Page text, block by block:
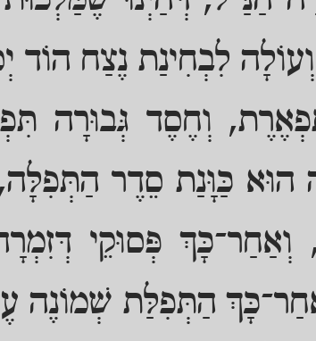
לִבְחִינַת נֶצַח הוֹד
וְחֶסֶד גְּבוּרָה
הוּא כַּוָּנַת סֵדֶר
וְאַחַר־כָּךְ פְּסוּקֵי
הַתְּפִלַּת שְׁמוֹנֶה